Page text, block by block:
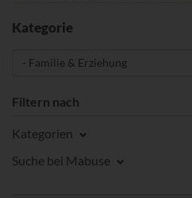
Kategorie
Filtern nach
Kategorien
Suche bei Mabuse